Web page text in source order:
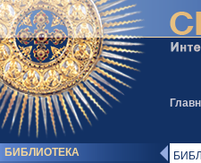
БИБЛИОТЕКА